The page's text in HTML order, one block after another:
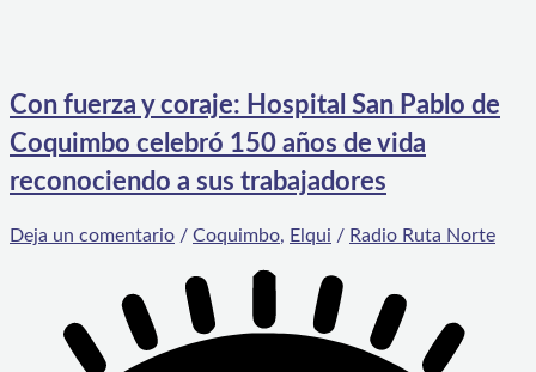
Con fuerza y coraje: Hospital San Pablo de
Coquimbo celebró 150 años de vida
reconociendo a sus trabajadores
Deja un comentario / Coquimbo, Elqui / Radio Ruta Norte